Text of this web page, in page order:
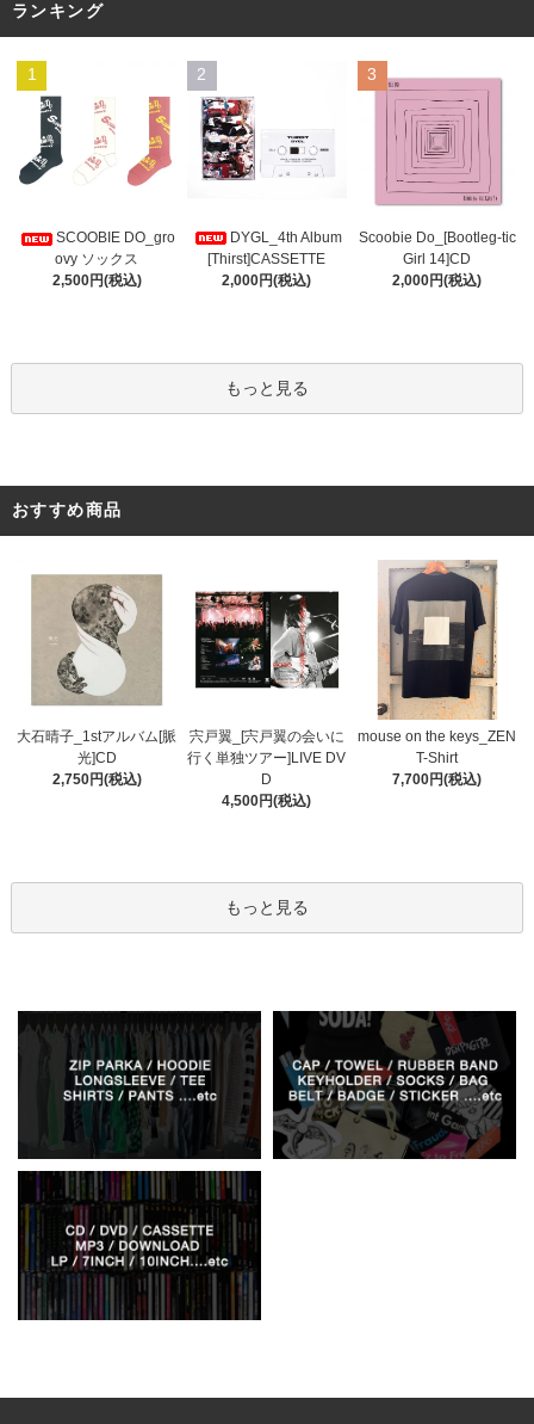
ランキング
1
SCOOBIE DO_gro
ovy ソックス
2,500円(税込)
2
DYGL_4th Album
[Thirst]CASSETTE
2,000円(税込)
3
Scoobie Do_[Bootleg-tic
Girl 14]CD
2,000円(税込)
もっと見る
おすすめ商品
大石晴子_1stアルバム[脈
光]CD
2,750円(税込)
宍戸翼_[宍戸翼の会いに
行く単独ツアー]LIVE DV
D
4,500円(税込)
mouse on the keys_ZEN
T-Shirt
7,700円(税込)
もっと見る